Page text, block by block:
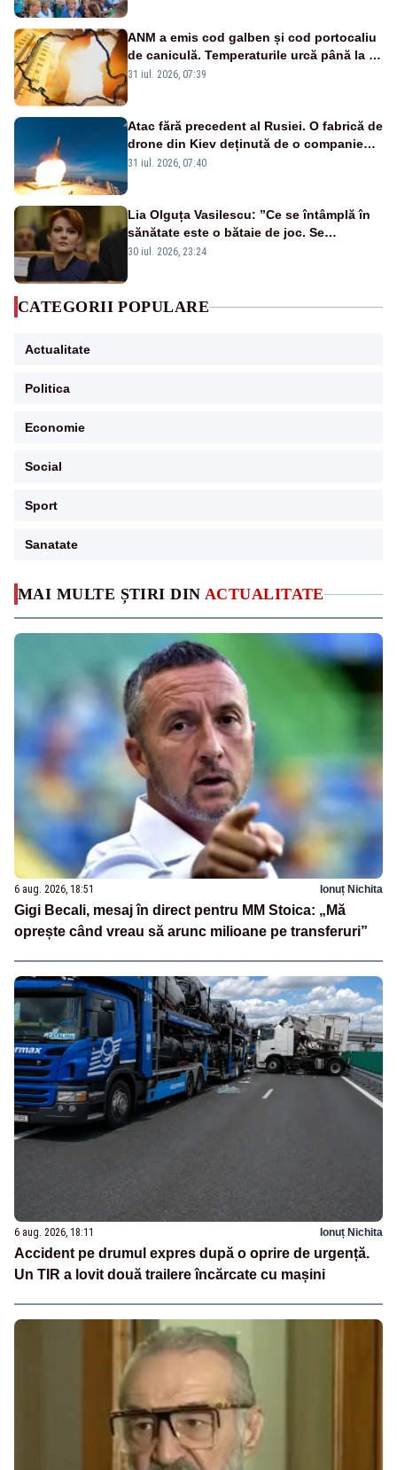
MAI MULTE ȘTIRI DIN ACTUALITATE
6 aug. 2026, 18:51 Ionuț Nichita
Gigi Becali, mesaj în direct pentru MM Stoica: „Mă
oprește când vreau să arunc milioane pe transferuri”
6 aug. 2026, 18:11 Ionuț Nichita
Accident pe drumul expres după o oprire de urgență.
Un TIR a lovit două trailere încărcate cu mașini
ANM a emis cod galben și cod portocaliu
de caniculă. Temperaturile urcă până la 38
de grade, iar nopțile devin tropicale
31 iul. 2026, 07:39
Atac fără precedent al Rusiei. O fabrică de
drone din Kiev deținută de o companie
americană, distrusă de o rachetă
31 iul. 2026, 07:40
Lia Olguța Vasilescu: ”Ce se întâmplă în
sănătate este o bătaie de joc. Se
guvernează extraordinar de prost”
30 iul. 2026, 23:24
CATEGORII POPULARE
Actualitate
Politica
Economie
Social
Sport
Sanatate